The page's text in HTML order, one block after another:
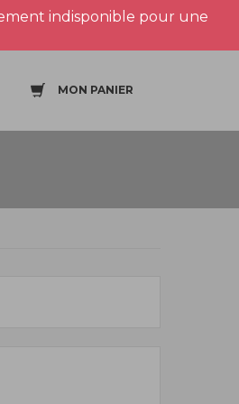
indisponible pour une
MON PANIER